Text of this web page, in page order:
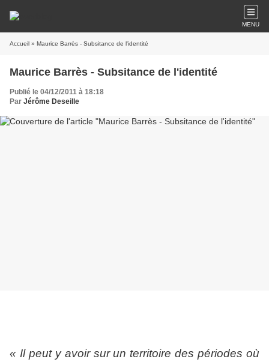
MENU
Accueil » Maurice Barrès - Subsitance de l'identité
Maurice Barrès - Subsitance de l'identité
Publié le 04/12/2011 à 18:18
Par Jérôme Deseille
« Il peut y avoir sur un territoire des périodes où